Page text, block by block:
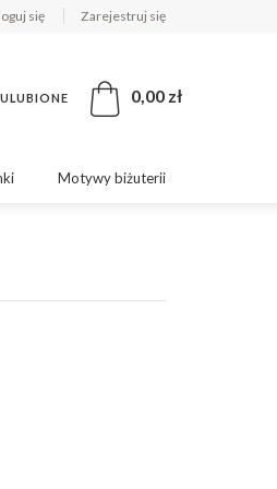
się Zarejestruj się
ULUBIONE 0,00 zł
Motywy biżuterii